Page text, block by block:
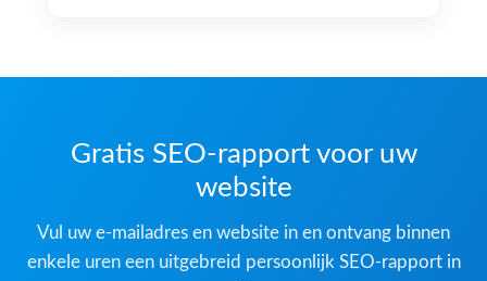
Gratis SEO-rapport voor uw
website
Vul uw e-mailadres en website in en ontvang binnen
enkele uren een uitgebreid persoonlijk SEO-rapport in